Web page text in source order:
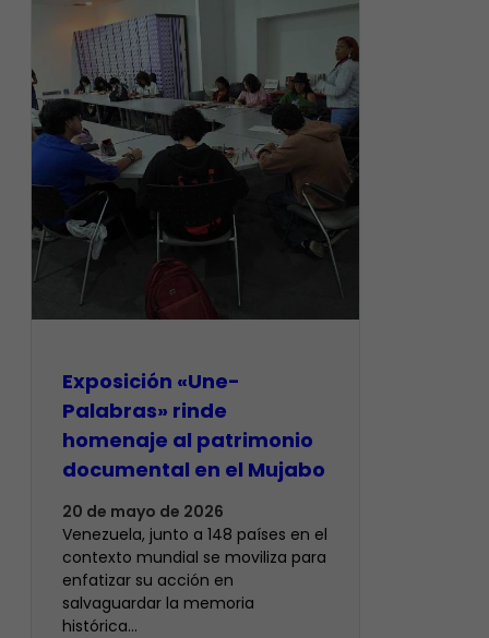
Exposición «Une-
Palabras» rinde
homenaje al patrimonio
documental en el Mujabo
20 de mayo de 2026
Venezuela, junto a 148 países en el
contexto mundial se moviliza para
enfatizar su acción en
salvaguardar la memoria
histórica…